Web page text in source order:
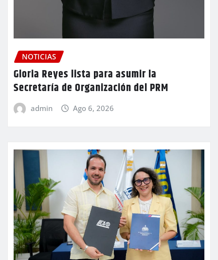
NOTICIAS
Gloria Reyes lista para asumir la
Secretaría de Organización del PRM
admin Ago 6, 2026